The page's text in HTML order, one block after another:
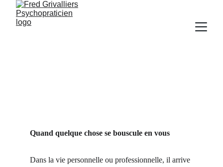
Quand quelque chose se bouscule en vous
Dans la vie personnelle ou professionnelle, il arrive